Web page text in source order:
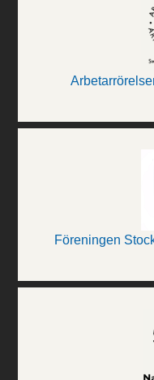
Föreningen